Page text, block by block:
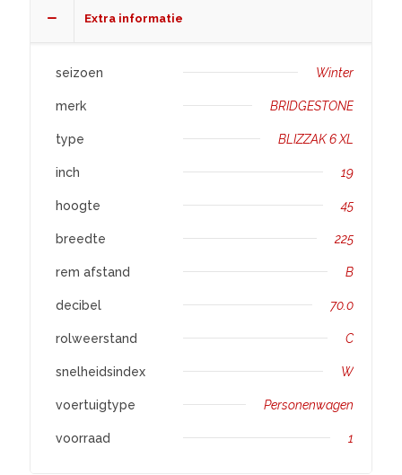
Extra informatie
seizoen Winter
merk BRIDGESTONE
type BLIZZAK 6 XL
inch 19
hoogte 45
breedte 225
rem afstand B
decibel 70.0
rolweerstand C
snelheidsindex W
voertuigtype Personenwagen
voorraad 1